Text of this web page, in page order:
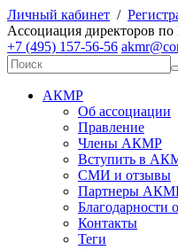
Личный кабинет /
Ассоциация директоров по
+7 (495) 157-56-56
АКМР
Об ассоциации
Правление
Члены АКМР
Вступить в
СМИ и отзывы
Партнеры
Благодарности
Контакты
Теги